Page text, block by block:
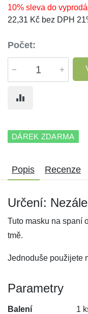
10% sleva do
22,31 Kč bez DPH
Počet:
DÁREK ZDARMA
Popis Recenze
Určení:
Tuto masku na spaní
tmě.
Jednoduše použijete
Parametry
Balení 1